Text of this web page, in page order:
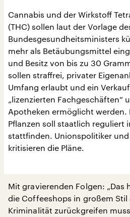
Cannabis und der Wirkstoff
(THC) sollen laut der Vorlage
Bundesgesundheitsministers
mehr als Betäubungsmittel
und Besitz von bis zu 30
sollen straffrei, privater
Umfang erlaubt und ein
„lizenzierten Fachgeschäften“
Apotheken ermöglicht werden.
Pflanzen soll staatlich reguliert
stattfinden. Unionspolitiker
kritisieren die Pläne.
Mit gravierenden Folgen: „Das
die Coffeeshops in großem
Kriminalität zurückgreifen